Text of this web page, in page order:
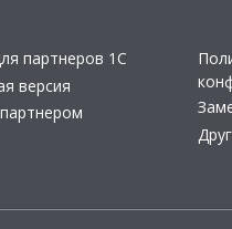
партнеров 1С
версия